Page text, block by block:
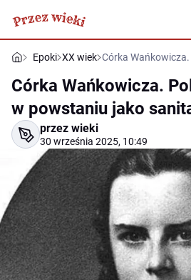
Epoki XX wiek Córka
Córka Wańkowicza.
w powstaniu jako
przez wieki
30 września 2025, 10:49